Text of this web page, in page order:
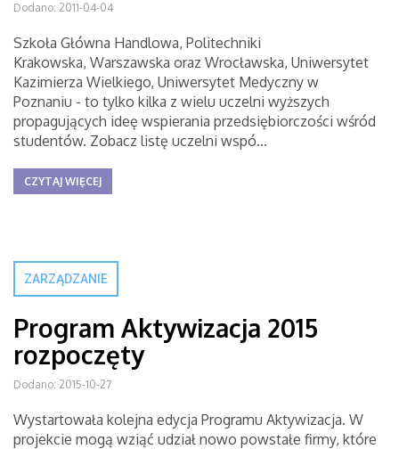
Dodano: 2011-04-04
Szkoła Główna Handlowa, Politechniki
Krakowska, Warszawska oraz Wrocławska, Uniwersytet
Kazimierza Wielkiego, Uniwersytet Medyczny w
Poznaniu - to tylko kilka z wielu uczelni wyższych
propagujących ideę wspierania przedsiębiorczości wśród
studentów. Zobacz listę uczelni wspó...
CZYTAJ WIĘCEJ
ZARZĄDZANIE
Program Aktywizacja 2015
rozpoczęty
Dodano: 2015-10-27
Wystartowała kolejna edycja Programu Aktywizacja. W
projekcie mogą wziąć udział nowo powstałe firmy, które